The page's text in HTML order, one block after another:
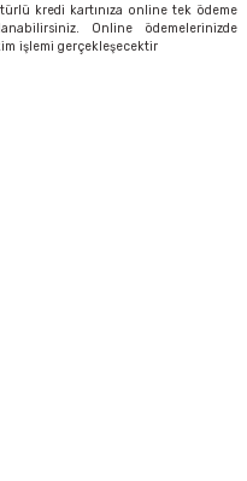
kredi kartınıza online tek ödeme
Online ödemelerinizde
işlemi gerçekleşecektir